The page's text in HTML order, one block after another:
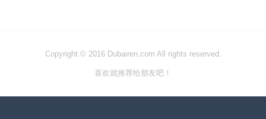
Copyright © 2016 Dubairen.com All rights reserved.
喜欢就推荐给朋友吧！